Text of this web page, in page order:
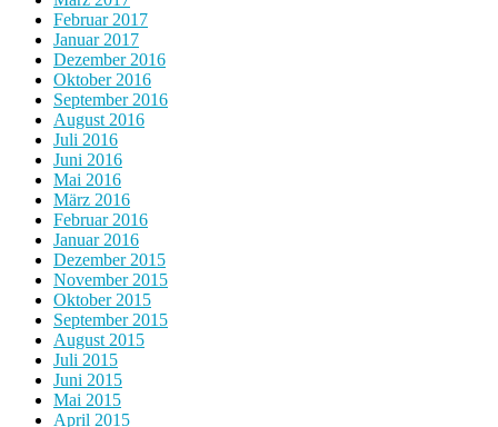
Februar 2017
Januar 2017
Dezember 2016
Oktober 2016
September 2016
August 2016
Juli 2016
Juni 2016
Mai 2016
März 2016
Februar 2016
Januar 2016
Dezember 2015
November 2015
Oktober 2015
September 2015
August 2015
Juli 2015
Juni 2015
Mai 2015
April 2015